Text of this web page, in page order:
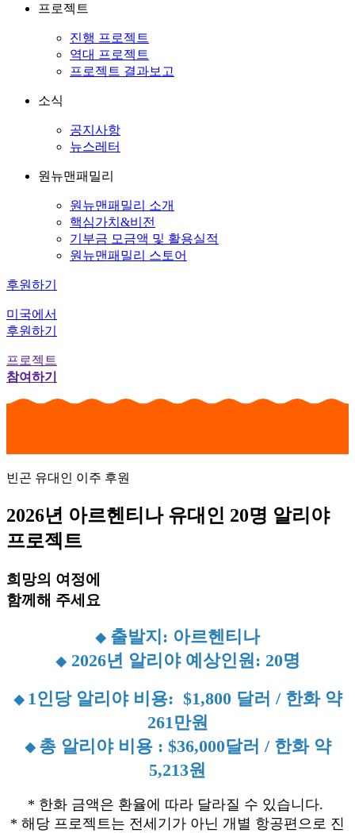
프로젝트
진행 프로젝트
역대 프로젝트
프로젝트 결과보고
소식
공지사항
뉴스레터
원뉴맨패밀리
원뉴맨패밀리 소개
핵심가치&비전
기부금 모금액 및 활용실적
원뉴맨패밀리 스토어
후원하기
미국에서
후원하기
프로젝트
참여하기
빈곤 유대인 이주 후원
2026년 아르헨티나 유대인 20명 알리야
프로젝트
희망의 여정에
함께해 주세요
◆ 출발지: 아르헨티나
◆ 2026년 알리야 예상인원: 20명
◆ 1인당 알리야 비용: $1,800 달러 / 한화 약
261만원
◆ 총 알리야 비용 : $36,000달러 / 한화 약
5,213원
* 한화 금액은 환율에 따라 달라질 수 있습니다.
* 해당 프로젝트는 전세기가 아닌 개별 항공편으로 진